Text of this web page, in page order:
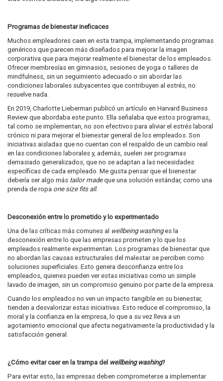
Programas de bienestar ineficaces
Muchos empleadores caen en esta trampa, implementando programas
genéricos que parecen más diseñados para mejorar la imagen
corporativa que para mejorar realmente el bienestar de los empleados.
Ofrecer membresías en gimnasios, sesiones de yoga o talleres de
mindfulness, sin un seguimiento adecuado o sin abordar las
condiciones laborales subyacentes que contribuyen al estrés, no
resuelve nada.
En 2019, Charlotte Lieberman publicó un artículo en Harvard Business
Review que abordaba este punto. Ella señalaba que estos programas,
tal como se implementan, no son efectivos para aliviar el estrés laboral
crónico ni para mejorar el bienestar general de los empleados. Son
iniciativas aisladas que no cuentan con el respaldo de un cambio real
en las condiciones laborales y, además, suelen ser programas
demasiado generalizados, que no se adaptan a las necesidades
específicas de cada empleado. Me gusta pensar que el bienestar
debería ser algo más tailor madeque una solución estándar, como una
prenda de ropa one size fits all.
Desconexión entre lo prometido y lo experimentado
Una de las críticas más comunes al wellbeing washinges la
desconexión entre lo que las empresas prometen y lo que los
empleados realmente experimentan. Los programas de bienestar que
no abordan las causas estructurales del malestar se perciben como
soluciones superficiales. Esto genera desconfianza entre los
empleados, quienes pueden ver estas iniciativas como un simple
lavado de imagen, sin un compromiso genuino por parte de la empresa.
Cuando los empleados no ven un impacto tangible en su bienestar,
tienden a desvalorizar estas iniciativas. Esto reduce el compromiso, la
moral y la confianza en la empresa, lo que a su vez lleva a un
agotamiento emocional que afecta negativamente la productividad y la
satisfacción general.
¿Cómo evitar caer en la trampa del wellbeing washing?
Para evitar esto, las empresas deben comprometerse a implementar